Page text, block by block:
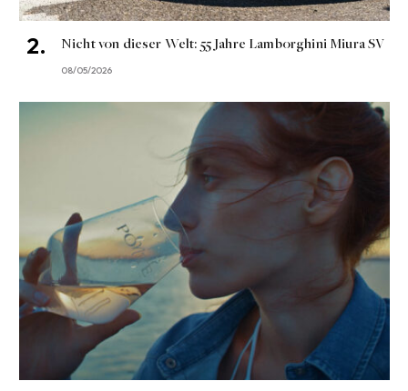
Nicht von dieser Welt: 55 Jahre Lamborghini Miura SV
08/05/2026